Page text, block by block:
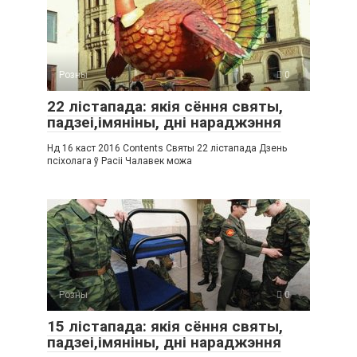
Розны 0
22 лістапада: якія сёння святы,
падзеі,імяніны, дні нараджэння
Нд 16 каст 2016 Contents Святы 22 лістапада Дзень
псіхолага ў Расіі Чалавек можа
Розны 0
15 лістапада: якія сёння святы,
падзеі,імяніны, дні нараджэння